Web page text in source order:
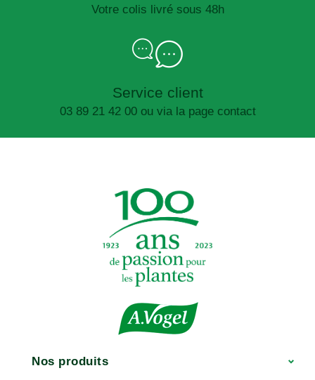
Votre colis livré sous 48h
Service client
03 89 21 42 00 ou via la page contact
Nos produits